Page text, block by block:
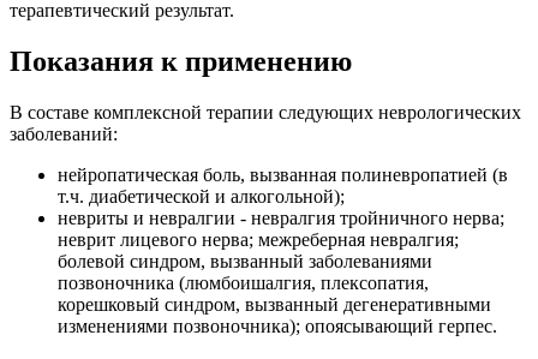
терапевтический результат.
Показания к применению
В составе комплексной терапии следующих неврологических
заболеваний:
нейропатическая боль, вызванная полиневропатией (в
т.ч. диабетической и алкогольной);
невриты и невралгии - невралгия тройничного нерва;
неврит лицевого нерва; межреберная невралгия;
болевой синдром, вызванный заболеваниями
позвоночника (люмбоишалгия, плексопатия,
корешковый синдром, вызванный дегенеративными
изменениями позвоночника); опоясывающий герпес.